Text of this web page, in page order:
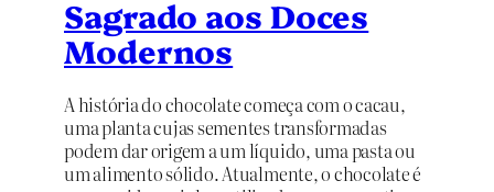
Sagrado aos Doces
Modernos
A história do chocolate começa com o cacau,
uma planta cujas sementes transformadas
podem dar origem a um líquido, uma pasta ou
um alimento sólido. Atualmente, o chocolate é